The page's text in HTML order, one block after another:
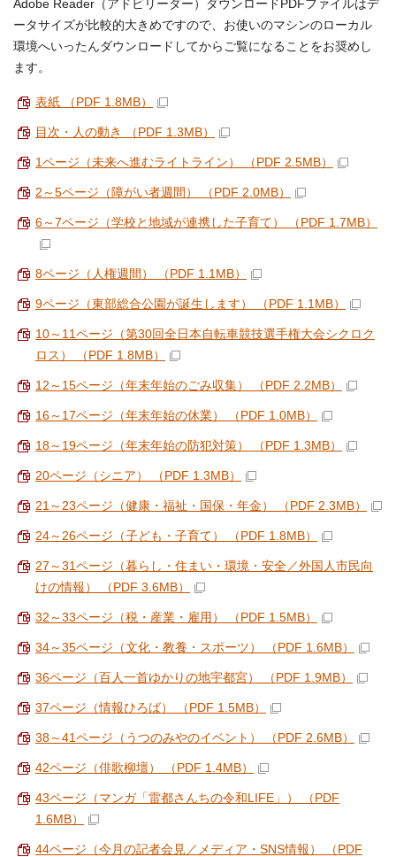
Adobe Reader（アドビリーダー）ダウンロードPDFファイルはデ
ータサイズが比較的大きめですので、お使いのマシンのローカル
環境へいったんダウンロードしてからご覧になることをお奨めし
ます。
表紙 （PDF 1.8MB）
目次・人の動き （PDF 1.3MB）
1ページ（未来へ進むライトライン） （PDF 2.5MB）
2～5ページ（障がい者週間） （PDF 2.0MB）
6～7ページ（学校と地域が連携した子育て） （PDF 1.7MB）
8ページ（人権週間） （PDF 1.1MB）
9ページ（東部総合公園が誕生します） （PDF 1.1MB）
10～11ページ（第30回全日本自転車競技選手権大会シクロク
ロス） （PDF 1.8MB）
12～15ページ（年末年始のごみ収集） （PDF 2.2MB）
16～17ページ（年末年始の休業） （PDF 1.0MB）
18～19ページ（年末年始の防犯対策） （PDF 1.3MB）
20ページ（シニア） （PDF 1.3MB）
21～23ページ（健康・福祉・国保・年金） （PDF 2.3MB）
24～26ページ（子ども・子育て） （PDF 1.8MB）
27～31ページ（暮らし・住まい・環境・安全／外国人市民向
けの情報） （PDF 3.6MB）
32～33ページ（税・産業・雇用） （PDF 1.5MB）
34～35ページ（文化・教養・スポーツ） （PDF 1.6MB）
36ページ（百人一首ゆかりの地宇都宮） （PDF 1.9MB）
37ページ（情報ひろば） （PDF 1.5MB）
38～41ページ（うつのみやのイベント） （PDF 2.6MB）
42ページ（俳歌柳壇） （PDF 1.4MB）
43ページ（マンガ「雷都さんちの令和LIFE」） （PDF
1.6MB）
44ページ（今月の記者会見／メディア・SNS情報） （PDF